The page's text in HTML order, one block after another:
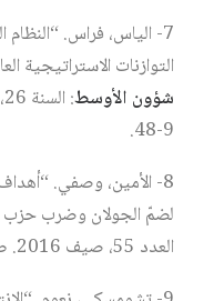
7- الياس، فراس.
التوازنات الاستراتيجية
شؤون الأوسط
9-48.
8- الأمين، وصفي.
لضمّ الجولان وضرب حزب
العدد 55، صيف 2016. ص 97-103.